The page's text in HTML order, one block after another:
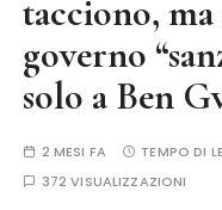
tacciono, ma
governo
solo a Ben
2 MESI FA TEMPO DI
372 VISUALIZZAZIONI